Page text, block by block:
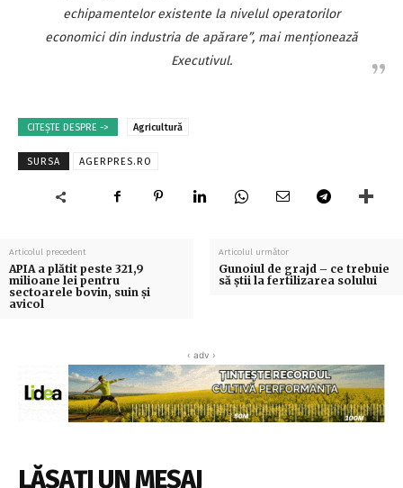
echipamentelor existente la nivelul operatorilor
economici din industria de apărare”, mai menţionează
Executivul.
CITEȘTE DESPRE -> Agricultură
SURSA AGERPRES.RO
Articolul precedent
APIA a plătit peste 321,9
milioane lei pentru
sectoarele bovin, suin şi
avicol
Articolul următor
Gunoiul de grajd – ce trebuie
să știi la fertilizarea solului
‹ adv ›
LĂSAȚI UN MESAJ